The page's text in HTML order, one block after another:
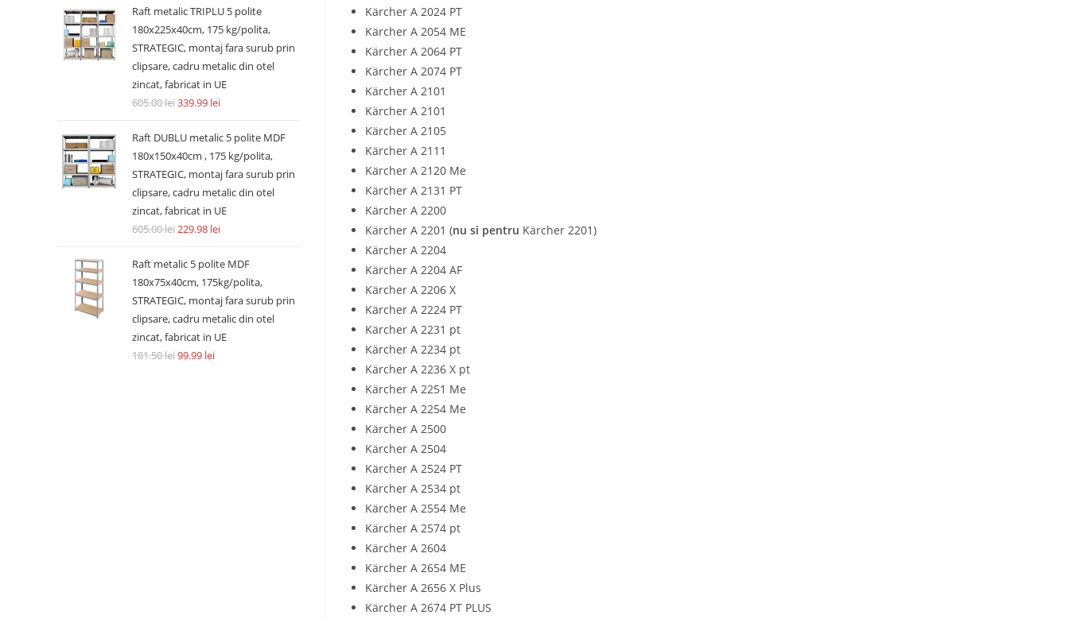
Kärcher A 2024 PT
Kärcher A 2054 ME
Kärcher A 2064 PT
Kärcher A 2074 PT
Kärcher A 2101
Kärcher A 2101
Kärcher A 2105
Kärcher A 2111
Kärcher A 2120 Me
Kärcher A 2131 PT
Kärcher A 2200
Kärcher A 2201 (nu si pentru Kärcher 2201)
Kärcher A 2204
Kärcher A 2204 AF
Kärcher A 2206 X
Kärcher A 2224 PT
Kärcher A 2231 pt
Kärcher A 2234 pt
Kärcher A 2236 X pt
Kärcher A 2251 Me
Kärcher A 2254 Me
Kärcher A 2500
Kärcher A 2504
Kärcher A 2524 PT
Kärcher A 2534 pt
Kärcher A 2554 Me
Kärcher A 2574 pt
Kärcher A 2604
Kärcher A 2654 ME
Kärcher A 2656 X Plus
Kärcher A 2674 PT PLUS
Raft metalic TRIPLU 5 polite
180x225x40cm, 175 kg/polita,
STRATEGIC, montaj fara surub prin
clipsare, cadru metalic din otel
zincat, fabricat in UE
605.00lei339.99 lei
Raft DUBLU metalic 5 polite MDF
180x150x40cm , 175 kg/polita,
STRATEGIC, montaj fara surub prin
clipsare, cadru metalic din otel
zincat, fabricat in UE
605.00lei229.98 lei
Raft metalic 5 polite MDF
180x75x40cm, 175kg/polita,
STRATEGIC, montaj fara surub prin
clipsare, cadru metalic din otel
zincat, fabricat in UE
181.50lei99.99 lei